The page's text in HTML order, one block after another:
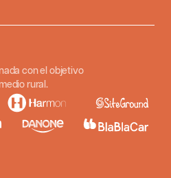
con el objetivo
rural.